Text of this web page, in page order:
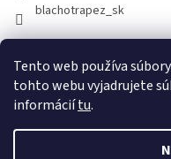
Tento web používa
tohto webu vyjadrujete
informáciítu.
blachotrapez_sk